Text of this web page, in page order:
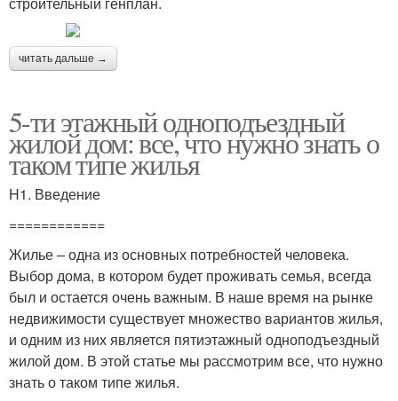
читать дальше →
5-ти этажный одноподъездный
жилой дом: все, что нужно знать о
таком типе жилья
H1. Введение
============
Жилье – одна из основных потребностей человека.
Выбор дома, в котором будет проживать семья, всегда
был и остается очень важным. В наше время на рынке
недвижимости существует множество вариантов жилья,
и одним из них является пятиэтажный одноподъездный
жилой дом. В этой статье мы рассмотрим все, что нужно
знать о таком типе жилья.